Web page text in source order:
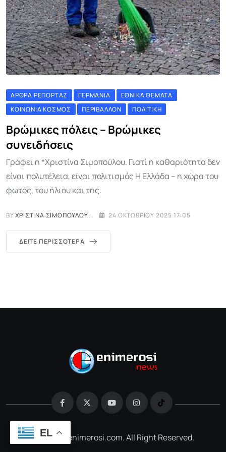
ΆΡΘΡΑ ΡΕΠΟΡΤΆΖ ΓΕΡΜΑΝΊΑ
ΕΘΝΙΚΆ ΘΈΜΑΤΑ
ΚΟΙΝΩΝΊΑ ΚΌΣΜΟΣ
ΠΕΡΙΒΆΛΛΟΝ ΠΟΛΙΤΙΚΉ
Βρώμικες πόλεις – Βρώμικες
συνειδήσεις
Γράφει η *Χριστίνα Σιμοπούλου. Γιατί η καθαριότητα δεν
είναι πολυτέλεια, είναι πολιτισμός Η Ελλάδα – η χώρα του
φωτός, του ήλιου και της.
BYΧΡΙΣΤΊΝΑ ΣΙΜΟΠΟΎΛΟΥ. 24 ΟΚΤΩΒΡΊΟΥ 2025 17:05
ΔΕΊΤΕ ΠΕΡΙΣΣΌΤΕΡΑ
@2026 e-enimerosi.com. All Right Reserved.
EL